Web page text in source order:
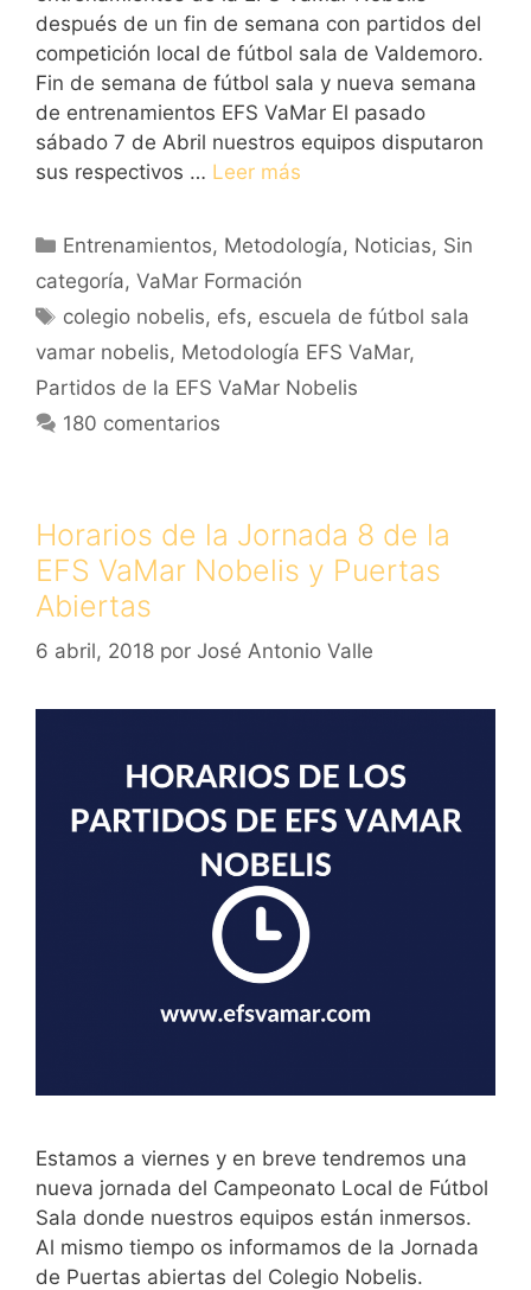
después de un fin de semana con partidos del
competición local de fútbol sala de Valdemoro.
Fin de semana de fútbol sala y nueva semana
de entrenamientos EFS VaMar El pasado
sábado 7 de Abril nuestros equipos disputaron
sus respectivos … Leer más
Categorías
Entrenamientos, Metodología, Noticias, Sin
categoría, VaMar Formación
Etiquetas
colegio nobelis, efs, escuela de fútbol sala
vamar nobelis, Metodología EFS VaMar,
Partidos de la EFS VaMar Nobelis
180 comentarios
Horarios de la Jornada 8 de la
EFS VaMar Nobelis y Puertas
Abiertas
6 abril, 2018 por José Antonio Valle
Estamos a viernes y en breve tendremos una
nueva jornada del Campeonato Local de Fútbol
Sala donde nuestros equipos están inmersos.
Al mismo tiempo os informamos de la Jornada
de Puertas abiertas del Colegio Nobelis.